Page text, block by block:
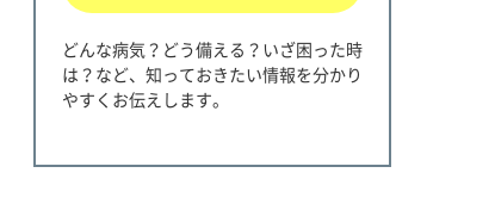
どんな病気？どう備える？いざ困った時
は？など、知っておきたい情報を分かり
やすくお伝えします。